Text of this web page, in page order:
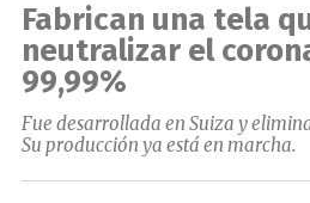
Fabrican una tela
neutralizar el
99,99%
Fue desarrollada en Suiza y
Su producción ya está en marcha.